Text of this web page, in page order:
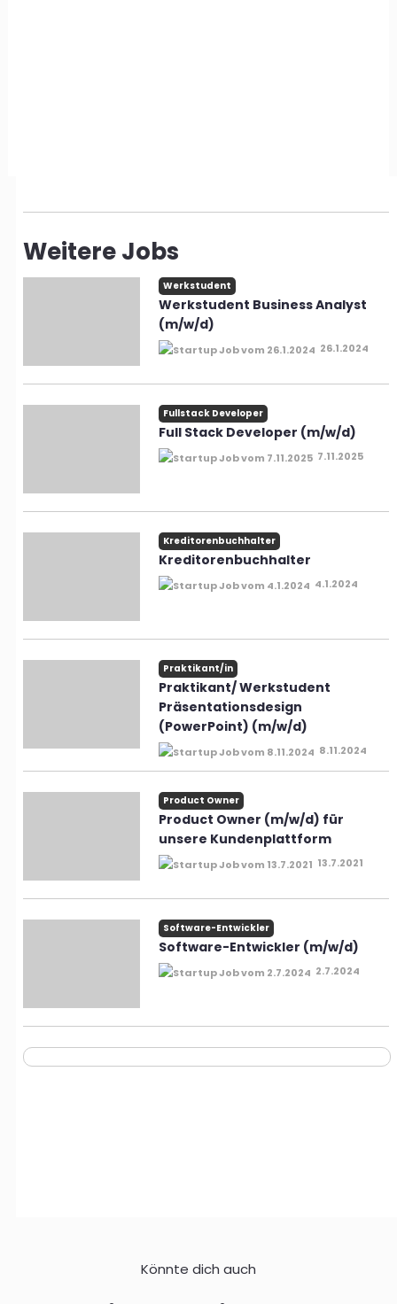
Weitere Jobs
Werkstudent
Werkstudent Business Analyst
(m/w/d)
26.1.2024
Fullstack Developer
Full Stack Developer (m/w/d)
7.11.2025
Kreditorenbuchhalter
Kreditorenbuchhalter
4.1.2024
Praktikant/in
Praktikant/ Werkstudent
Präsentationsdesign
(PowerPoint) (m/w/d)
8.11.2024
Product Owner
Product Owner (m/w/d) für
unsere Kundenplattform
13.7.2021
Software-Entwickler
Software-Entwickler (m/w/d)
2.7.2024
Könnte dich auch